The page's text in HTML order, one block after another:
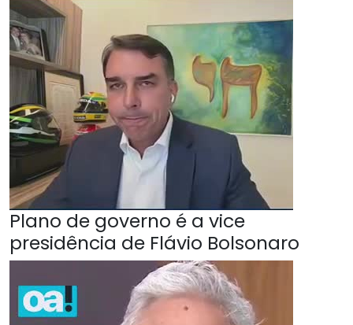
Plano de governo é a vice
presidência de Flávio Bolsonaro